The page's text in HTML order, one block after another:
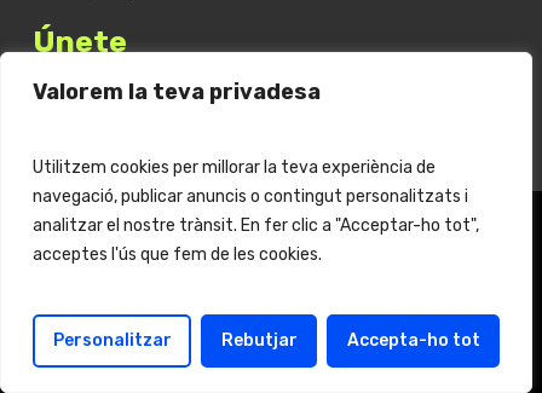
Valorem la teva privadesa
Utilitzem cookies per millorar la teva experiència de
navegació, publicar anuncis o contingut personalitzats i
analitzar el nostre trànsit. En fer clic a "Acceptar-ho tot",
acceptes l'ús que fem de les cookies.
Personalitzar Rebutjar Accepta-ho tot
Únete
Equips EJB
Activitats
Vols fer un donatiu?
Fes clickaquíper més informació